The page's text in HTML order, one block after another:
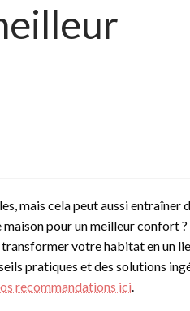
mais cela peut aussi entraîner
maison pour un meilleur confort ?
transformer votre habitat en un
pratiques et des solutions
recommandations ici.